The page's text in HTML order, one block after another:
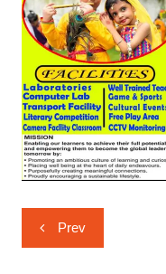
Post
navigation
Prev